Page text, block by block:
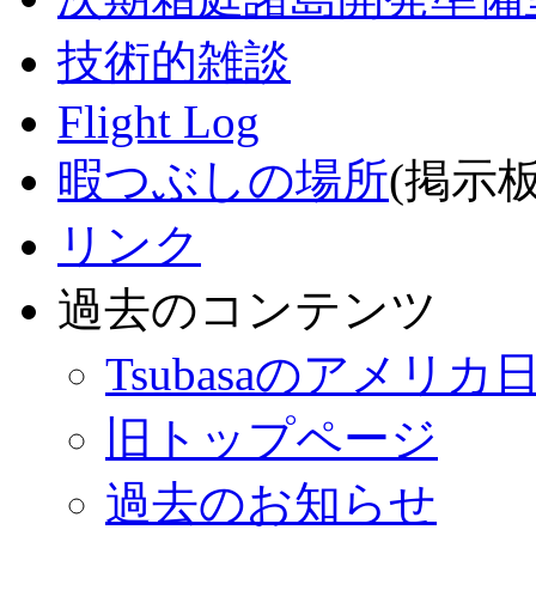
技術的雑談
Flight Log
暇つぶしの場所(掲示
リンク
過去のコンテンツ
Tsubasaのアメリカ
旧トップページ
過去のお知らせ